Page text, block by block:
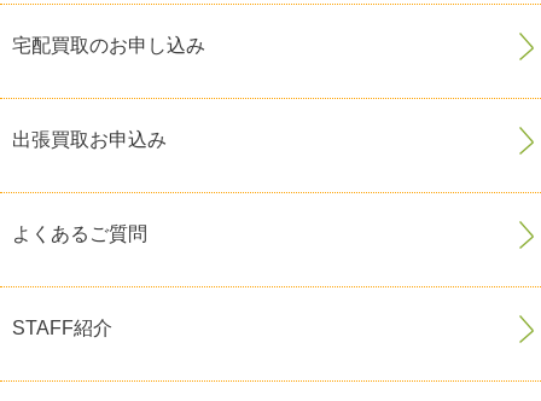
宅配買取のお申し込み
出張買取お申込み
よくあるご質問
STAFF紹介